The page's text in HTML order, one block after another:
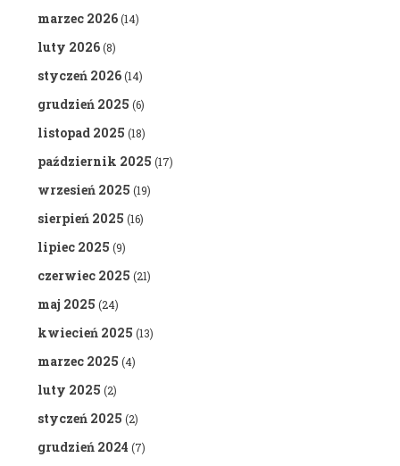
marzec 2026(14)
luty 2026(8)
styczeń 2026(14)
grudzień 2025 (6)
listopad 2025 (18)
październik 2025 (17)
wrzesień 2025 (19)
sierpień 2025 (16)
lipiec 2025 (9)
czerwiec 2025 (21)
maj 2025 (24)
kwiecień 2025 (13)
marzec 2025 (4)
luty 2025 (2)
styczeń 2025 (2)
grudzień 2024 (7)